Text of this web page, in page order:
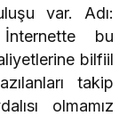
var. Adı:
bu
bilfiil
takip
olmamız